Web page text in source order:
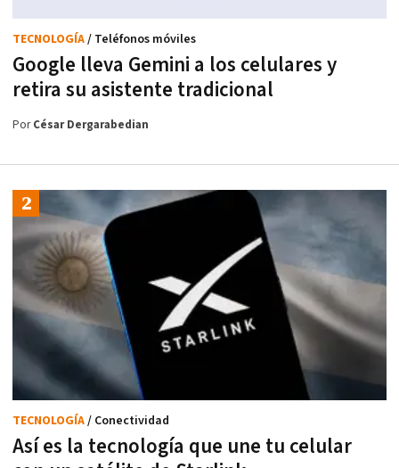
Google lleva Gemini a los celulares y
retira su asistente tradicional
TECNOLOGÍA/ Teléfonos móviles
PorCésar Dergarabedian
Así es la tecnología que une tu celular
TECNOLOGÍA/ Conectividad